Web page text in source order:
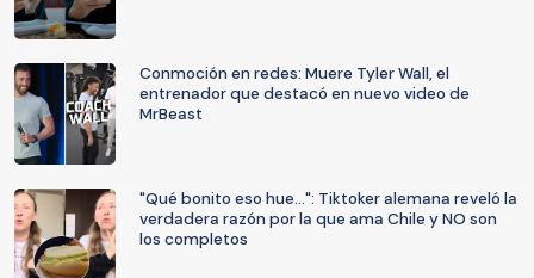
Conmoción en redes: Muere Tyler Wall, el
entrenador que destacó en nuevo video de
MrBeast
"Qué bonito eso hue…": Tiktoker alemana reveló la
verdadera razón por la que ama Chile y NO son
los completos